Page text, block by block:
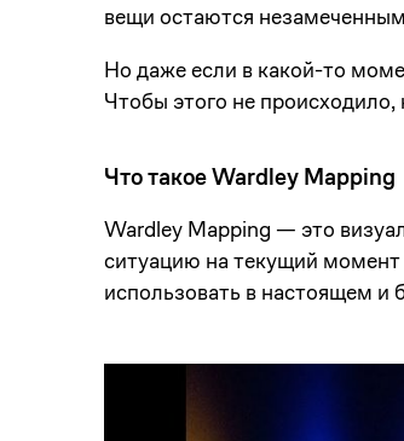
вещи остаются
Но даже если в какой-то
Чтобы этого не
Что такое Wardley Mapping
Wardley Mapping — это
ситуацию на текущий
использовать в настоящем